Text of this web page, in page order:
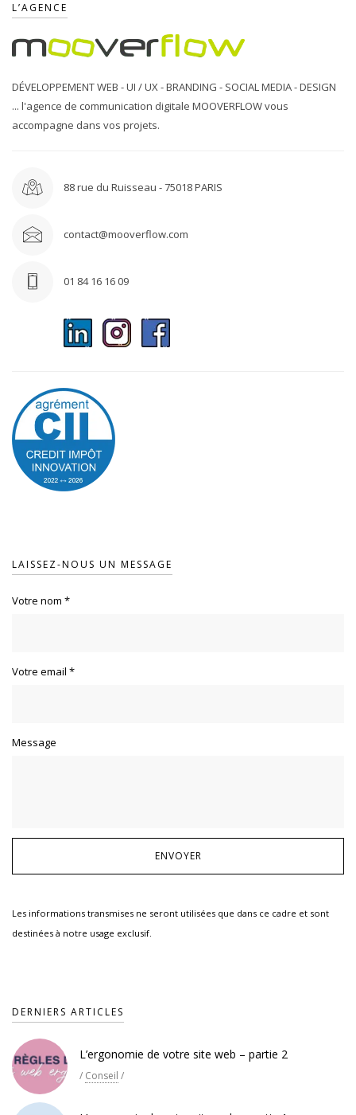
L’AGENCE
DÉVELOPPEMENT WEB - UI / UX - BRANDING - SOCIAL MEDIA - DESIGN
... l'agence de communication digitale MOOVERFLOW vous
accompagne dans vos projets.
88 rue du Ruisseau - 75018 PARIS
contact@mooverflow.com
01 84 16 16 09
LAISSEZ-NOUS UN MESSAGE
Votre nom *
Votre email *
Message
Les informations transmises ne seront utilisées que dans ce cadre et sont
destinées à notre usage exclusif.
DERNIERS ARTICLES
L’ergonomie de votre site web – partie 2
/ Conseil /